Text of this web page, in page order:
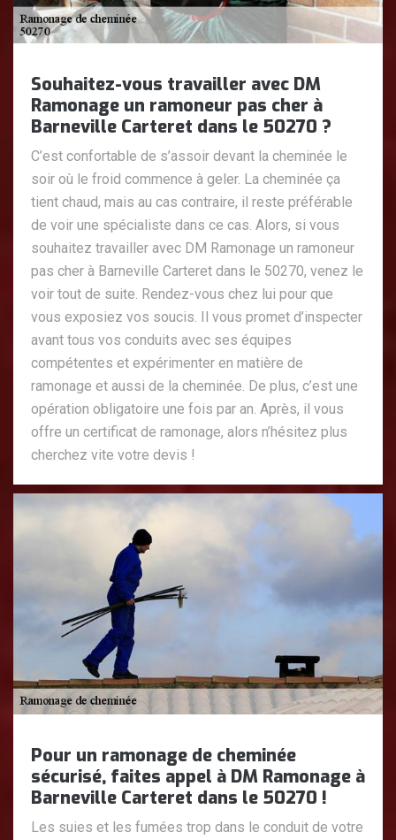
Souhaitez-vous travailler avec DM
Ramonage un ramoneur pas cher à
Barneville Carteret dans le 50270 ?
C’est confortable de s’assoir devant la cheminée le
soir où le froid commence à geler. La cheminée ça
tient chaud, mais au cas contraire, il reste préférable
de voir une spécialiste dans ce cas. Alors, si vous
souhaitez travailler avec DM Ramonage un ramoneur
pas cher à Barneville Carteret dans le 50270, venez le
voir tout de suite. Rendez-vous chez lui pour que
vous exposiez vos soucis. Il vous promet d’inspecter
avant tous vos conduits avec ses équipes
compétentes et expérimenter en matière de
ramonage et aussi de la cheminée. De plus, c’est une
opération obligatoire une fois par an. Après, il vous
offre un certificat de ramonage, alors n’hésitez plus
cherchez vite votre devis !
Pour un ramonage de cheminée
sécurisé, faites appel à DM Ramonage à
Barneville Carteret dans le 50270 !
Les suies et les fumées trop dans le conduit de votre